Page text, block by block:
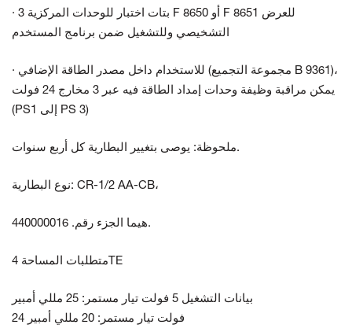
· 3 بتات اختبار للوحدات المركزية F 8650 أو F 8651 للعرض
التشخيصي وللتشغيل ضمن برنامج المستخدم
· للاستخدام داخل مصدر الطاقة الإضافي (مجموعة التجميع B 9361)،
يمكن مراقبة وظيفة وحدات إمداد الطاقة فيه عبر 3 مخارج 24 فولت
(PS1 إلى PS 3)
ملحوظة: يوصى بتغيير البطارية كل أربع سنوات.
نوع البطارية: CR-1/2 AA-CB،
هيما الجزء رقم. 440000016.
متطلبات المساحة 4TE
بيانات التشغيل 5 فولت تيار مستمر: 25 مللي أمبير
24 فولت تيار مستمر: 20 مللي أمبير